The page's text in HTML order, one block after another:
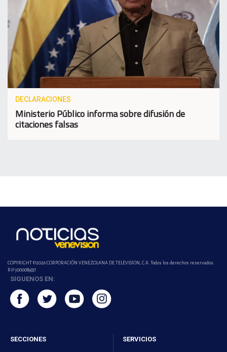
DECLARACIONES
Ministerio Público informa sobre difusión de
citaciones falsas
COPYRIGHT ©2026 CORPORACIÓN VENEZOLANA DE TELEVISION, C.A. Todos los derechos reservados.
Rif-j000089337
SIGUENOS EN:
SECCIONES SERVICIOS